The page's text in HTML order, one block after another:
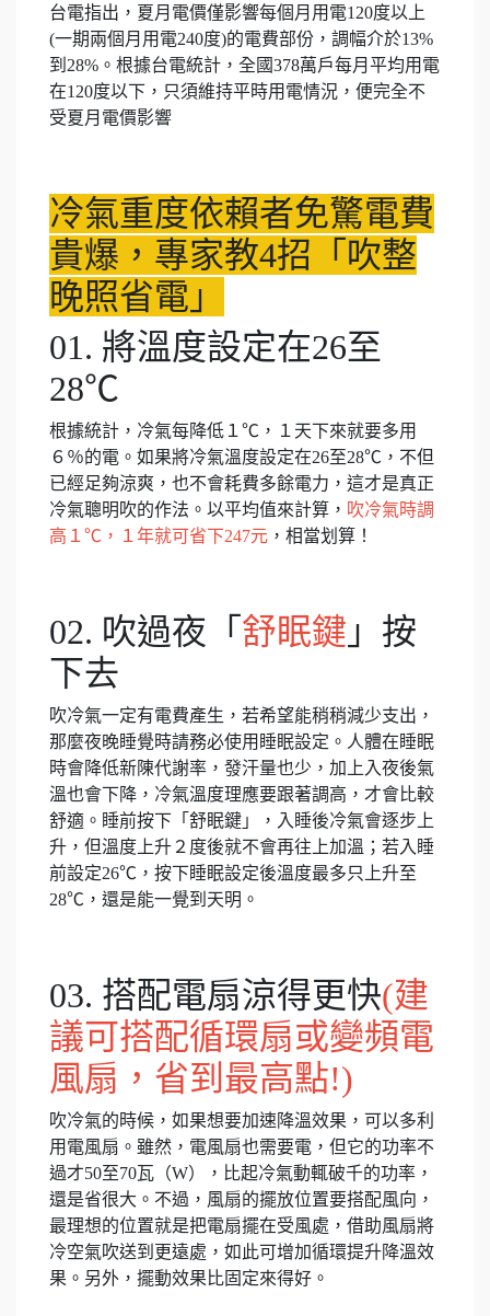
台電指出，夏月電價僅影響每個月用電120度以上
(一期兩個月用電240度)的電費部份，調幅介於13%
到28%。根據台電統計，全國378萬戶每月平均用電
在120度以下，只須維持平時用電情況，便完全不
受夏月電價影響
冷氣重度依賴者免驚電費
貴爆，專家教4招「吹整
晚照省電」
01. 將溫度設定在26至
28℃
根據統計，冷氣每降低１℃，１天下來就要多用
６％的電。如果將冷氣溫度設定在26至28℃，不但
已經足夠涼爽，也不會耗費多餘電力，這才是真正
冷氣聰明吹的作法。以平均值來計算， 吹冷氣時調
高１℃，１年就可省下247元 ，相當划算！
02. 吹過夜「 舒眠鍵 」按
下去
吹冷氣一定有電費產生，若希望能稍稍減少支出，
那麼夜晚睡覺時請務必使用睡眠設定。人體在睡眠
時會降低新陳代謝率，發汗量也少，加上入夜後氣
溫也會下降，冷氣溫度理應要跟著調高，才會比較
舒適。睡前按下「舒眠鍵」，入睡後冷氣會逐步上
升，但溫度上升２度後就不會再往上加溫；若入睡
前設定26℃，按下睡眠設定後溫度最多只上升至
28℃，還是能一覺到天明。
03. 搭配電扇涼得更快(建
議可搭配循環扇或變頻電
風扇，省到最高點!)
吹冷氣的時候，如果想要加速降溫效果，可以多利
用電風扇。雖然，電風扇也需要電，但它的功率不
過才50至70瓦（W），比起冷氣動輒破千的功率，
還是省很大。不過，風扇的擺放位置要搭配風向，
最理想的位置就是把電扇擺在受風處，借助風扇將
冷空氣吹送到更遠處，如此可增加循環提升降溫效
果。另外，擺動效果比固定來得好。